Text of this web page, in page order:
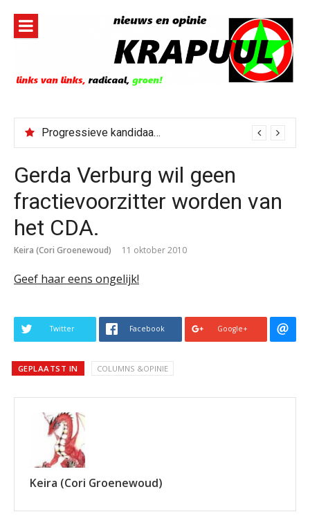
inhoud
Progressieve kandidaat El-Sayed senaatskandidaat Michigan
Gerda Verburg wil geen
fractievoorzitter worden van
het CDA.
Keira (Cori Groenewoud) 11 oktober 2010
Geef haar eens ongelijk!
Twitter Facebook Google+
GEPLAATST IN COLUMNS &OPINIE
Keira (Cori Groenewoud)